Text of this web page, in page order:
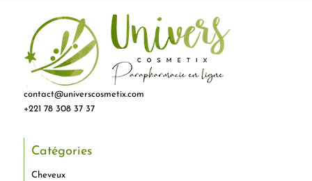
contact@universcosmetix.com
+221 78 308 37 37
Catégories
Cheveux